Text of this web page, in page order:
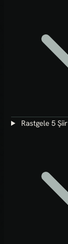
Rastgele 5 Şiir